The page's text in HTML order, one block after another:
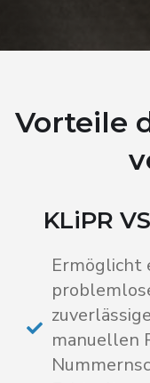
Vorteile
KLiPR
Ermöglicht
manuellen